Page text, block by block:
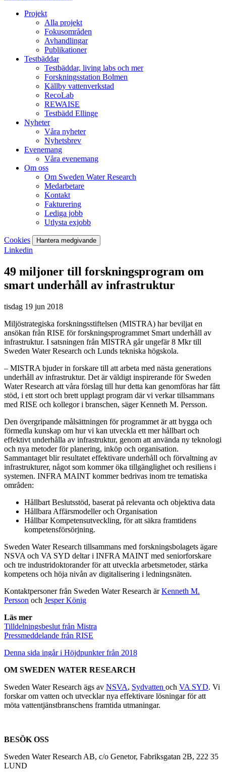
Projekt
Alla projekt
Fokusområden
Avhandlingar
Publikationer
Testbäddar
Testbäddar, living labs och mer
Forskningsstation Bolmen
Källby vattenverkstad
RecoLab
REWAISE
Testbädd Ellinge
Nyheter
Våra nyheter
Nyhetsbrev
Evenemang
Våra evenemang
Om oss
Om Sweden Water Research
Medarbetare
Kontakt
Fakturering
Lediga jobb
Utlysta exjobb
Cookies Hantera medgivande
Linkedin
49 miljoner till forskningsprogram om
smart underhåll av infrastruktur
tisdag 19 jun 2018
Miljöstrategiska forskningsstiftelsen (MISTRA) har beviljat en
ansökan från RISE för forskningsprogrammet Smart underhåll av
infrastruktur. I satsningen från MISTRA går ungefär 8 Mkr till
Sweden Water Research och Lunds tekniska högskola.
– MISTRA bjuder in forskare till att arbeta med nästa generations
underhåll av infrastruktur. Det är väldigt inspirerande för Sweden
Water Research att våra förslag till hur detta kan genomföras har fått
stöd, i ett stort och brett upplagt program där vi verkar tillsammans
med RISE och kollegor i branschen, säger Kenneth M. Persson.
Den övergripande målsättningen för programmet är att bygga och
förmedla kunskap om hur vi kan utveckla ett mer hållbart och
effektivt underhålla av infrastruktur, genom att använda ny teknologi
och nya metoder för planering, inköp och organisation.
Sammantaget blir resultatet effektivare underhåll och förvaltning av
infrastrukturer, något som kommer öka tillgänglighet och resiliens i
systemen. INFRA MAINT kommer bedrivas inom tre tematiska
områden:
Hållbart Beslutsstöd, baserat på relevanta och objektiva data
Hållbara Affärsmodeller och Organisation
Hållbar Kompetensutveckling, för att säkra framtidens
kompetensförsörjning.
Sweden Water Research tillsammans med forskningsbolagets ägare
NSVA och VA SYD deltar i INFRA MAINT med seniorforskare
och tre industridoktorander för att utveckla arbetsmetoder, stärka
kompetens och höja nivån av digitalisering i ledningsnäten.
Kontaktpersoner från Sweden Water Research ärKenneth M.
Persson och Jesper König
Läs mer
Tilldelningsbeslut från Mistra
Pressmeddelande från RISE
Denna sida ingår i Höjdpunkter från 2018
OM SWEDEN WATER RESEARCH
Sweden Water Research ägs av NSVA, Sydvatten och VA SYD. Vi
forskar om vatten och utvecklar nya effektivare lösningar för att
möta vattentjänstbranschens framtida utmaningar.
BESÖK OSS
Sweden Water Research AB, c/o Genetor, Fabriksgatan 2B, 222 35
LUND